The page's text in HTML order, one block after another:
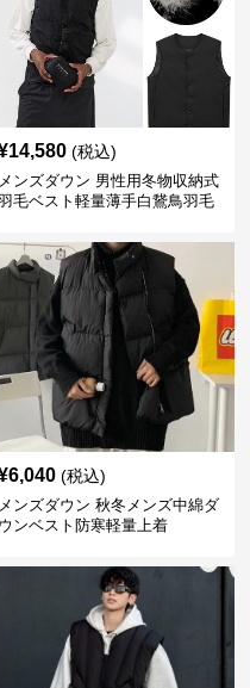
14,580 (税込)
メンズダウン 男性用冬物収納式
毛ベスト軽量薄手白鵞鳥羽毛
6,040 (税込)
メンズダウン 秋冬メンズ中綿ダ
ウンベスト防寒軽量上着